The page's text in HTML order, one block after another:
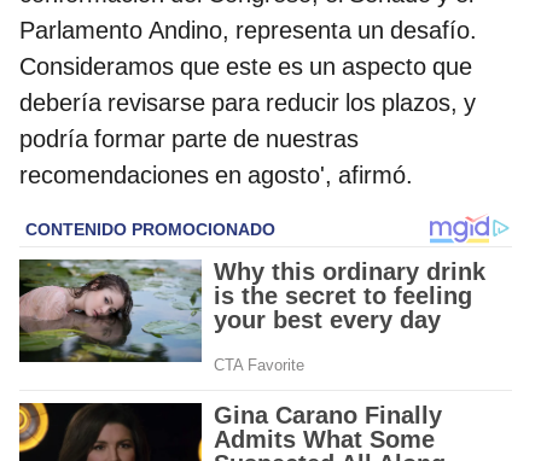
Parlamento Andino, representa un desafío.
Consideramos que este es un aspecto que
debería revisarse para reducir los plazos, y
podría formar parte de nuestras
recomendaciones en agosto', afirmó.